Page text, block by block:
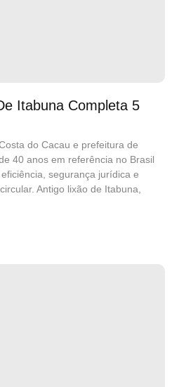
Itabuna Completa 5
do Cacau e prefeitura de
40 anos em referência no Brasil
segurança jurídica e
Antigo lixão de Itabuna,